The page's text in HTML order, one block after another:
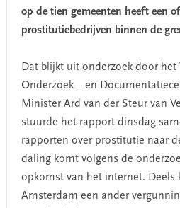
op de tien gemeenten heeft een
prostitutiebedrijven binnen de
Dat blijkt uit onderzoek door het
Onderzoek – en
Minister Ard van der Steur van
stuurde het rapport dinsdag
rapporten over prostitutie naar
daling komt volgens de
opkomst van het internet.
Amsterdam een ander